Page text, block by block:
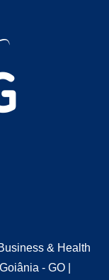
& Health
- GO |